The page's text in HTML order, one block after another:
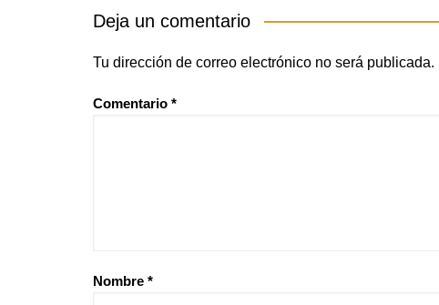
Deja un comentario
Tu dirección de correo electrónico no será publicada.
Comentario *
Nombre *